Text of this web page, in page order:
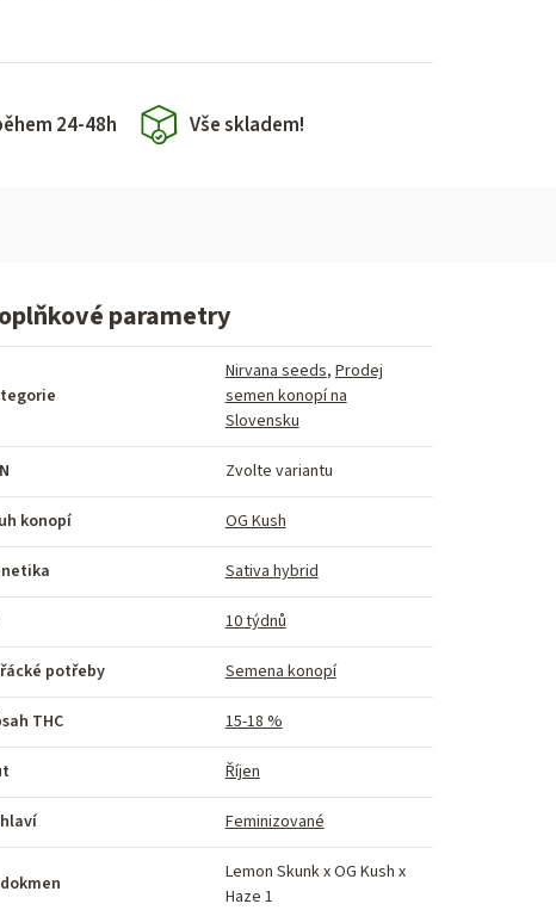
24-48h Vše skladem!
parametry
Nirvana seeds, Prodej
semen konopí na
Slovensku
Zvolte variantu
konopí OG Kush
Sativa hybrid
10 týdnů
potřeby Semena konopí
THC 15-18 %
Říjen
Feminizované
Lemon Skunk x OG Kush x
Haze 1